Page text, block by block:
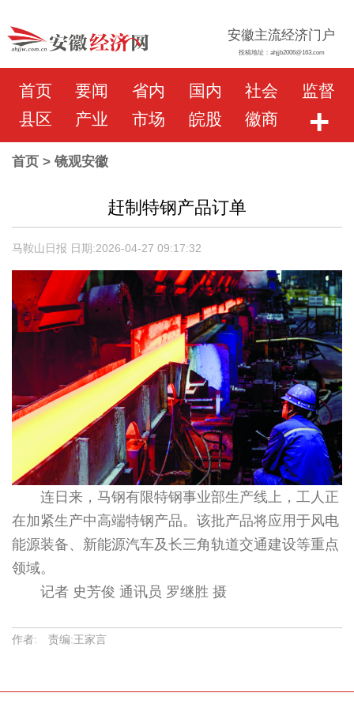
安徽主流经济门户
投稿地址：ahjjb2006@163.com
首页 要闻 省内 国内 社会
监督
县区
产业 市场 皖股 徽商 +
首页> 镜观安徽
赶制特钢产品订单
马鞍山日报 日期:2026-04-27 09:17:32
连日来，马钢有限特钢事业部生产线上，工人正
在加紧生产中高端特钢产品。该批产品将应用于风电
能源装备、新能源汽车及长三角轨道交通建设等重点
领域。
记者 史芳俊 通讯员 罗继胜 摄
作者: 责编:王家言